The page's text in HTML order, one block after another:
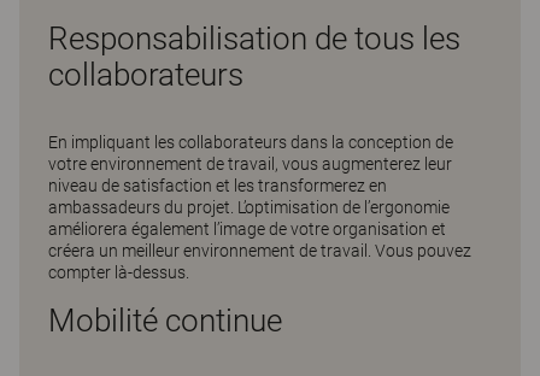
Responsabilisation de tous les
collaborateurs
En impliquant les collaborateurs dans la conception de
votre environnement de travail, vous augmenterez leur
niveau de satisfaction et les transformerez en
ambassadeurs du projet. L’optimisation de l’ergonomie
améliorera également l’image de votre organisation et
créera un meilleur environnement de travail. Vous pouvez
compter là-dessus.
Mobilité continue